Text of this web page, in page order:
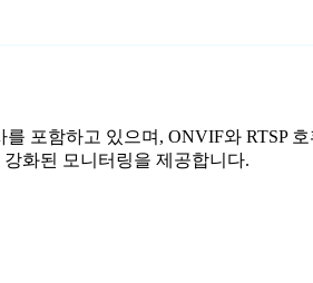
포함하고 있으며, ONVIF와 RTSP
화된 모니터링을 제공합니다.